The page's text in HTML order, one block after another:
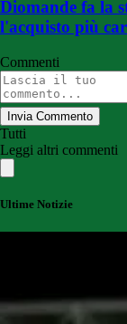
Diomande fa la
l'acquisto più
Commenti
Invia Commento
Tutti
Leggi altri commenti
Ultime Notizie